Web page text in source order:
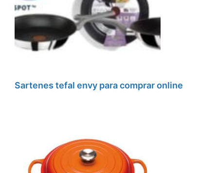
Sartenes tefal envy para comprar online